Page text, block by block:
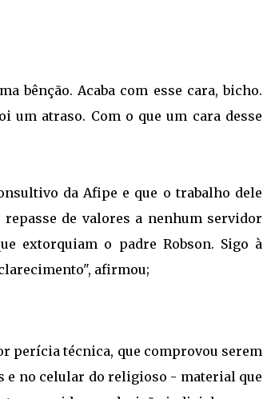
bênção. Acaba com esse cara, bicho.
um atraso. Com o que um cara desse
da Afipe e que o trabalho dele
de valores a nenhum servidor
extorquiam o padre Robson. Sigo à
afirmou;
perícia técnica, que comprovou serem
e no celular do religioso - material que